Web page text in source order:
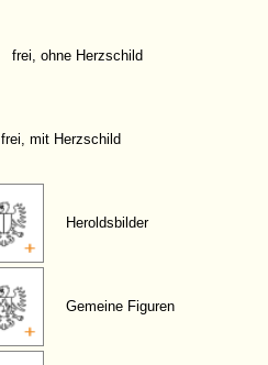
frei, ohne Herzschild
frei, mit Herzschild
Heroldsbilder
Gemeine Figuren